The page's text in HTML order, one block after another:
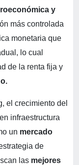
y
más controlada
monetaria que
lo cual
de la renta fija y
el crecimiento del
infraestructura
un mercado
de
las mejores